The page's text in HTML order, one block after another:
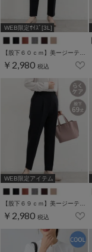
WEB限定ｻｲｽﾞ[3L]
￥2,980 税込
WEB限定アイテム
￥2,980 税込